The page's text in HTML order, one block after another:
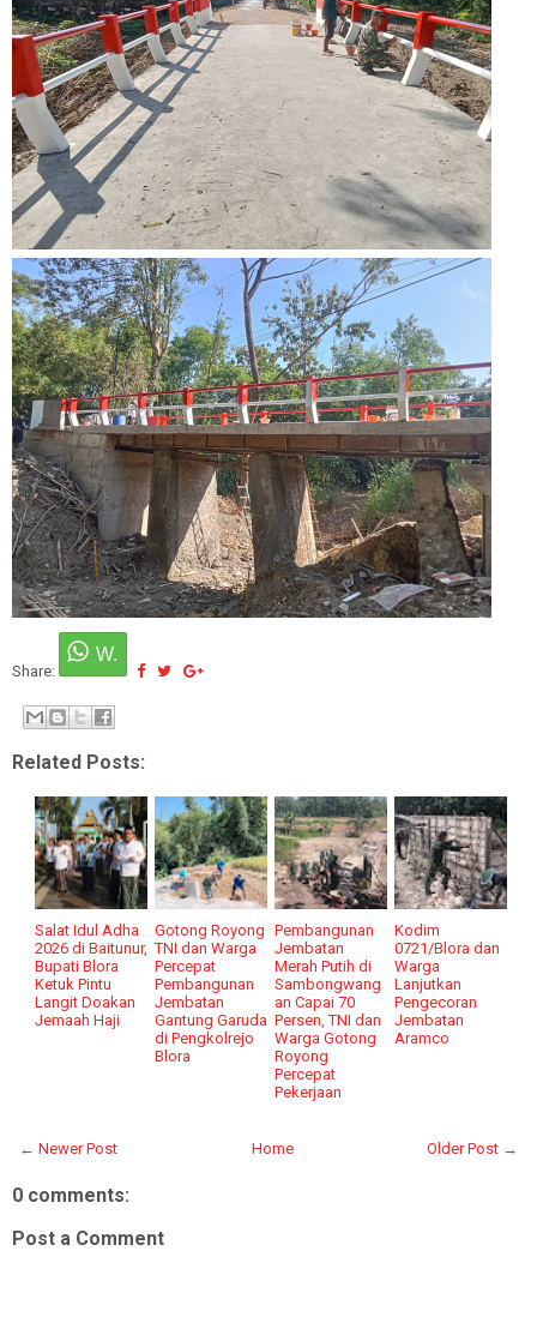
Share:
Related Posts:
Salat Idul Adha
2026 di Baitunur,
Bupati Blora
Ketuk Pintu
Langit Doakan
Jemaah Haji
Gotong Royong
TNI dan Warga
Percepat
Pembangunan
Jembatan
Gantung Garuda
di Pengkolrejo
Blora
Pembangunan
Jembatan
Merah Putih di
Sambongwang
an Capai 70
Persen, TNI dan
Warga Gotong
Royong
Percepat
Pekerjaan
Kodim
0721/Blora dan
Warga
Lanjutkan
Pengecoran
Jembatan
Aramco
← Newer Post Older Post →
Home
0 comments:
Post a Comment